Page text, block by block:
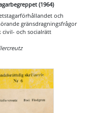
(1964)
och
gränsdragningsfrågor
civil- och socialrätt